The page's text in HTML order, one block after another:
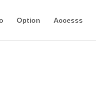
Option Accesss